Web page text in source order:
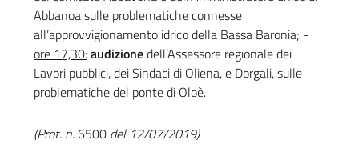
Abbanoa sulle problematiche connesse
all’approvvigionamento idrico della Bassa Baronia; -
ore 17,30:audizionedell’Assessore regionale dei
Lavori pubblici, dei Sindaci di Oliena, e Dorgali, sulle
problematiche del ponte di Oloè.
(Prot. n.6500 del 12/07/2019)